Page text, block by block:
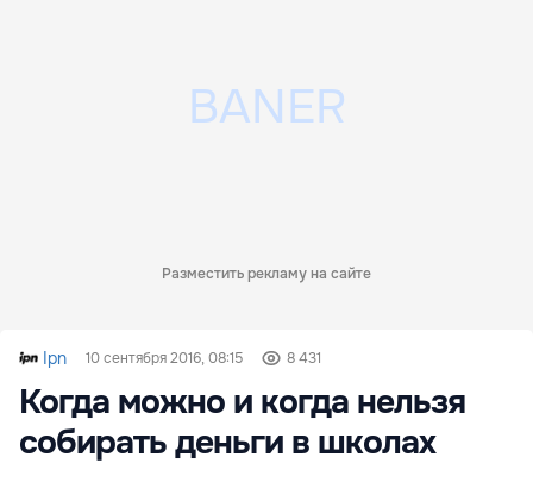
Разместить рекламу на сайте
Ipn 10 сентября 2016, 08:15 8 431
Когда можно и когда нельзя
собирать деньги в школах